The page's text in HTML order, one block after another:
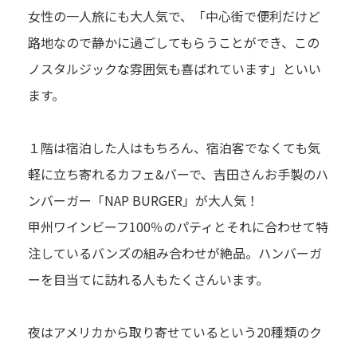
女性の一人旅にも大人気で、「中心街で便利だけど
路地なので静かに過ごしてもらうことができ、この
ノスタルジックな雰囲気も喜ばれています」といい
ます。
１階は宿泊した人はもちろん、宿泊客でなくても気
軽に立ち寄れるカフェ&バーで、吉田さんお手製のハ
ンバーガー「NAP BURGER」が大人気！
甲州ワインビーフ100％のパティとそれに合わせて特
注しているバンズの組み合わせが絶品。ハンバーガ
ーを目当てに訪れる人もたくさんいます。
夜はアメリカから取り寄せているという20種類のク